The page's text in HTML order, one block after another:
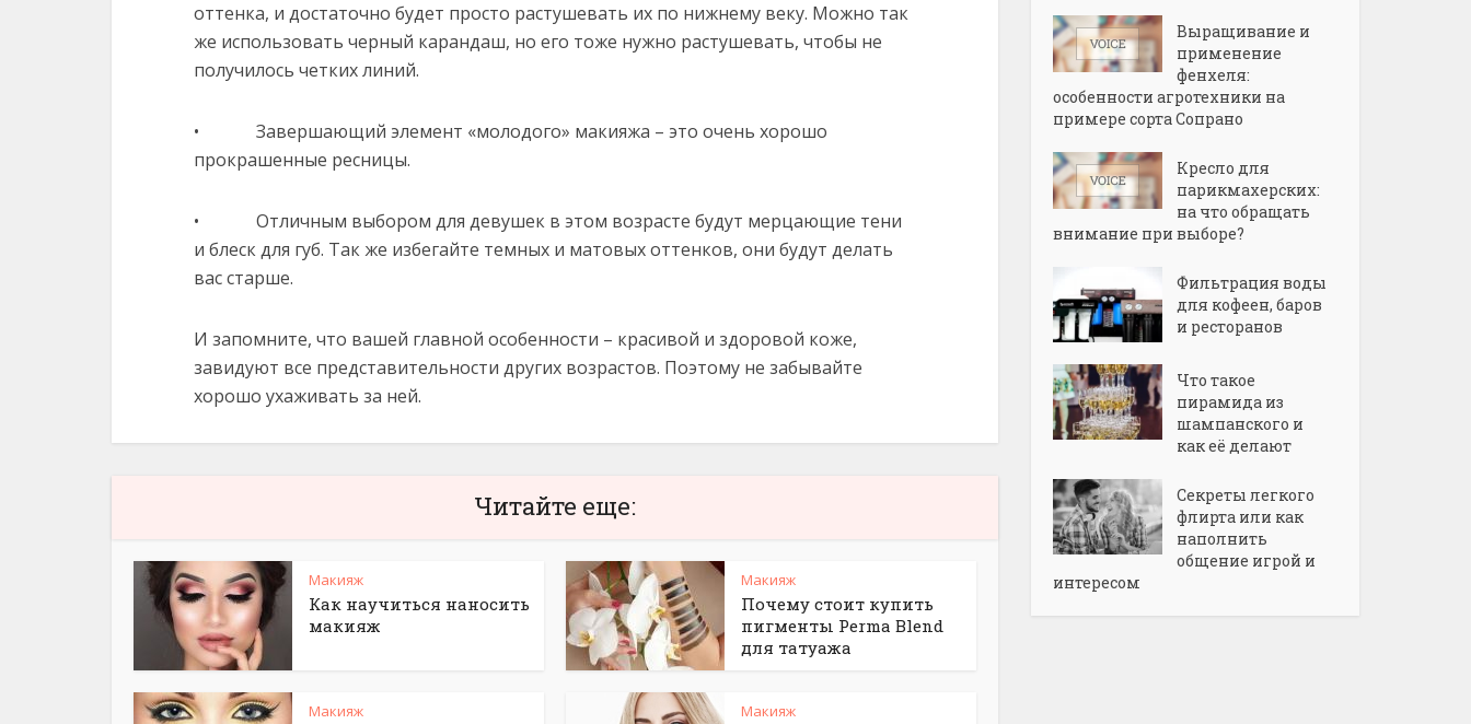
оттенка, и достаточно будет просто растушевать их по нижнему веку. Можно так
же использовать черный карандаш, но его тоже нужно растушевать, чтобы не
получилось четких линий.
• Завершающий элемент «молодого» макияжа – это очень хорошо
прокрашенные ресницы.
• Отличным выбором для девушек в этом возрасте будут мерцающие тени
и блеск для губ. Так же избегайте темных и матовых оттенков, они будут делать
вас старше.
И запомните, что вашей главной особенности – красивой и здоровой коже,
завидуют все представительности других возрастов. Поэтому не забывайте
хорошо ухаживать за ней.
Читайте еще:
Макияж
Как научиться наносить
макияж
Макияж
Почему стоит купить
пигменты Perma Blend
для татуажа
Макияж Макияж
Выращивание и
применение
фенхеля:
особенности агротехники на
примере сорта Сопрано
Кресло для
парикмахерских:
на что обращать
внимание при выборе?
Фильтрация воды
для кофеен, баров
и ресторанов
Что такое
пирамида из
шампанского и
как её делают
Секреты легкого
флирта или как
наполнить
общение игрой и
интересом